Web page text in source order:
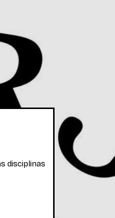
e aniônicas);
disciplinas